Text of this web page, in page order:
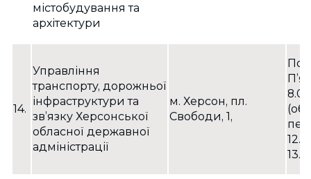
містобудування та
архітектури
14.
Управління
транспорту, дорожньої
інфраструктури та
зв’язку Херсонської
обласної державної
адміністрації
м. Херсон, пл.
Свободи, 1,